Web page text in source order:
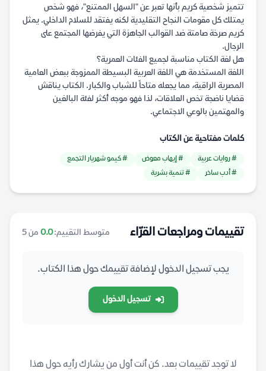
تتميز شخصية كريم بأنها تعبر عن "السهل الممتنع"، فهو شخص
يمتلك كل مقومات النجاح التقليدية لكنه يفتقد للسلام الداخلي. يمثل
كريم صرخة صامتة ضد القوالب الجاهزة التي يفرضها المجتمع على
الرجال.
هل لغة الكتاب مناسبة لجميع الفئات العمرية؟
اللغة المستخدمة هي اللغة العربية البسيطة الممزوجة ببعض العامية
المصرية الراقية، مما يجعله متاحاً للشباب والكبار. الكتاب يناقش
قضايا ناضجة تخص العلاقات، لذا فهو موجه أكثر لفئة البالغين
والمهتمين بالوعي الاجتماعي.
كلمات مفتاحية عن الكتاب
# روايات عربية # إيهاب معوض
# كيمو شهريار التجمع
# أدب ساخر
# تنمية بشرية
تقييمات ومراجعات القرّاء متوسط التقييم:0.0 من 5
يجب تسجيل الدخول لإضافة تقييمك حول هذا الكتاب.
تسجيل الدخول
لا توجد تقييمات بعد. كن أنت أول من يشارك رأيه حول هذا